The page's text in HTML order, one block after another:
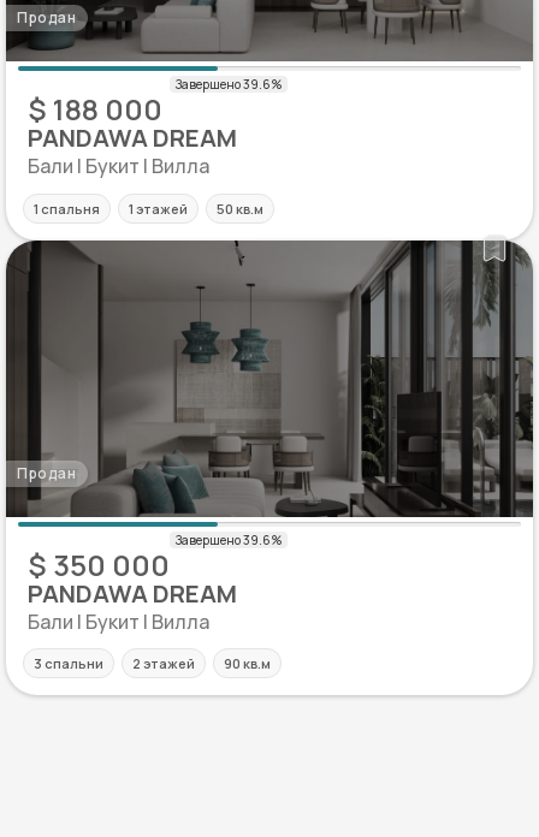
Продан
$ 188 000
PANDAWA DREAM
Бали | Букит | Вилла
1 спальня 1 этажей 50 кв.м
Продан
$ 350 000
PANDAWA DREAM
Бали | Букит | Вилла
3 спальни 2 этажей 90 кв.м